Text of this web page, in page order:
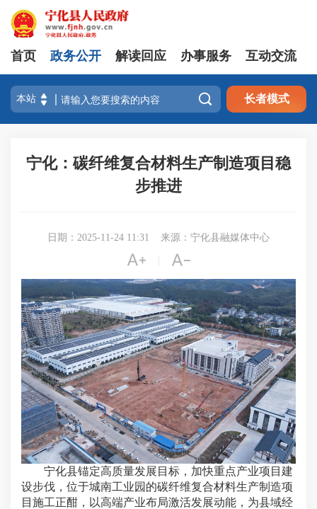
首页 政务公开 解读回应 办事服务 互动交流
 长者模式
宁化：碳纤维复合材料生产制造项目稳
步推进
日期：2025-11-24 11:31 来源：宁化县融媒体中心
 
宁化县锚定高质量发展目标，加快重点产业项目建
设步伐，位于城南工业园的碳纤维复合材料生产制造项
目施工正酣，以高端产业布局激活发展动能，为县域经